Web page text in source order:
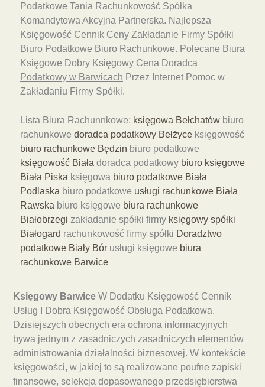
Podatkowe Tania Rachunkowość Spółka
Komandytowa Akcyjna Partnerska. Najlepsza
Księgowość Cennik Ceny Zakładanie Firmy Spółki
Biuro Podatkowe Biuro Rachunkowe. Polecane Biura
Księgowe Dobry Księgowy Cena Doradca
Podatkowy w Barwicach Przez Internet Pomoc w
Zakładaniu Firmy Spółki.
Lista Biura Rachunnkowe: księgowa Bełchatów biuro
rachunkowe doradca podatkowy Bełżyce księgowość
biuro rachunkowe Będzin biuro podatkowe
księgowość Biała doradca podatkowy biuro księgowe
Biała Piska księgowa biuro podatkowe Biała
Podlaska biuro podatkowe usługi rachunkowe Biała
Rawska biuro księgowe biura rachunkowe
Białobrzegi zakładanie spółki firmy księgowy spółki
Białogard rachunkowość firmy spółki Doradztwo
podatkowe Biały Bór usługi księgowe biura
rachunkowe Barwice
Księgowy Barwice W Dodatku Księgowość Cennik
Usług I Dobra Księgowość Obsługa Podatkowa.
Dzisiejszych obecnych era ochrona informacyjnych
bywa jednym z zasadniczych zasadniczych elementów
administrowania działalności biznesowej. W kontekście
księgowości, w jakiej to są realizowane poufne zapiski
finansowe, selekcja dopasowanego przedsiębiorstwa